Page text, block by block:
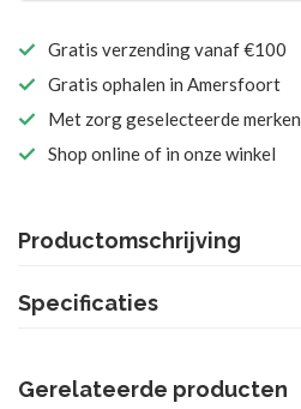
Gratis verzending vanaf €100
Gratis ophalen in Amersfoort
Met zorg geselecteerde merken
Shop online of in onze winkel
Productomschrijving
Specificaties
Gerelateerde producten